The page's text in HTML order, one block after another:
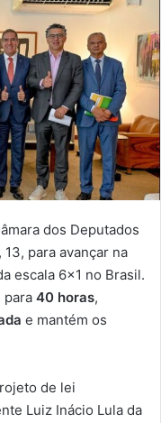
dos Deputados
para avançar na
escala 6×1 no Brasil.
para 40 horas,
e mantém os
de lei
Luiz Inácio Lula da